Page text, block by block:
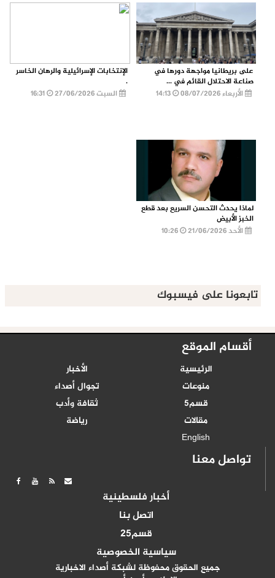
على بريطانيا مواجهة دورها في
صناعة الاحتلال القائم في ...
الأربعاء 08/07/2026
الإنتخابات الإسرائيلية والرهان الخاسر
.
السبت 27/06/2026
16:31
لماذا يحدث التحسن السريع بعد قطع
الخبز الأبيض
الأحد 21/06/2026
تابعونا على فيسبوك
أقسام الموقع
الرئيسية
الأخبار
منوعات
تجوال أصداء
قسم5
ثقافة وأدب
مقالات
رياضة
English
تواصل معنا
أخبار فلسطينية
اتصل بنا
قسم25
سياسية الخصوصية
جميع الحقوق محفوظة لشبكة أصداء الاخبارية